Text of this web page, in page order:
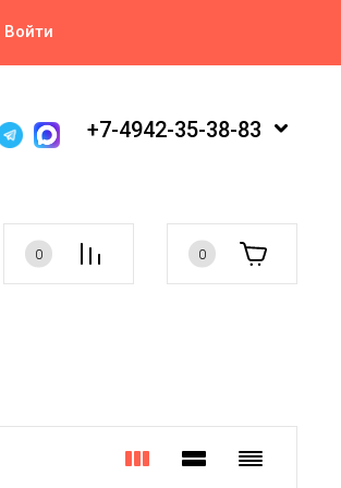
Войти
+7-4942-35-38-83
0 0